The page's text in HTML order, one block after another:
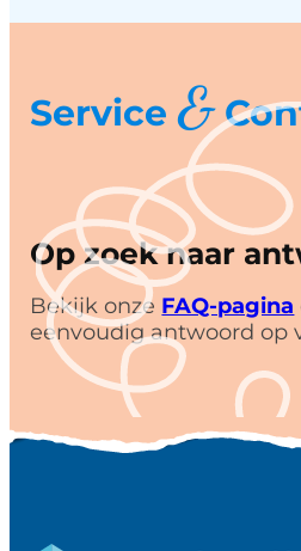
Service&
Op zoek naar
Bekijk onze FAQ-pagina
eenvoudig antwoord op